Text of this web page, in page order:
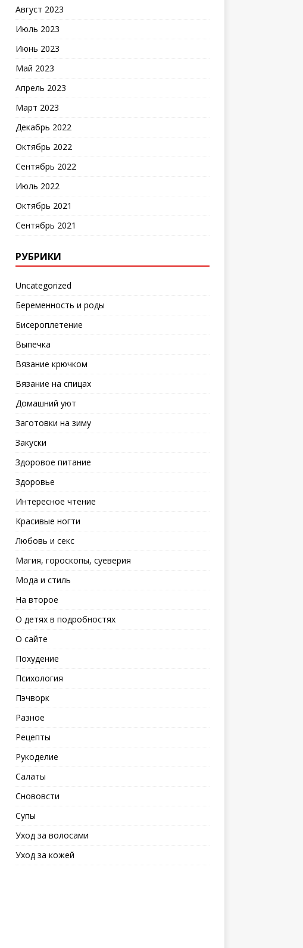
Август 2023
Июль 2023
Июнь 2023
Май 2023
Апрель 2023
Март 2023
Декабрь 2022
Октябрь 2022
Сентябрь 2022
Июль 2022
Октябрь 2021
Сентябрь 2021
РУБРИКИ
Uncategorized
Беременность и роды
Бисероплетение
Выпечка
Вязание крючком
Вязание на спицах
Домашний уют
Заготовки на зиму
Закуски
Здоровое питание
Здоровье
Интересное чтение
Красивые ногти
Любовь и секс
Магия, гороскопы, суеверия
Мода и стиль
На второе
О детях в подробностях
О сайте
Похудение
Психология
Пэчворк
Разное
Рецепты
Рукоделие
Салаты
Снововсти
Супы
Уход за волосами
Уход за кожей